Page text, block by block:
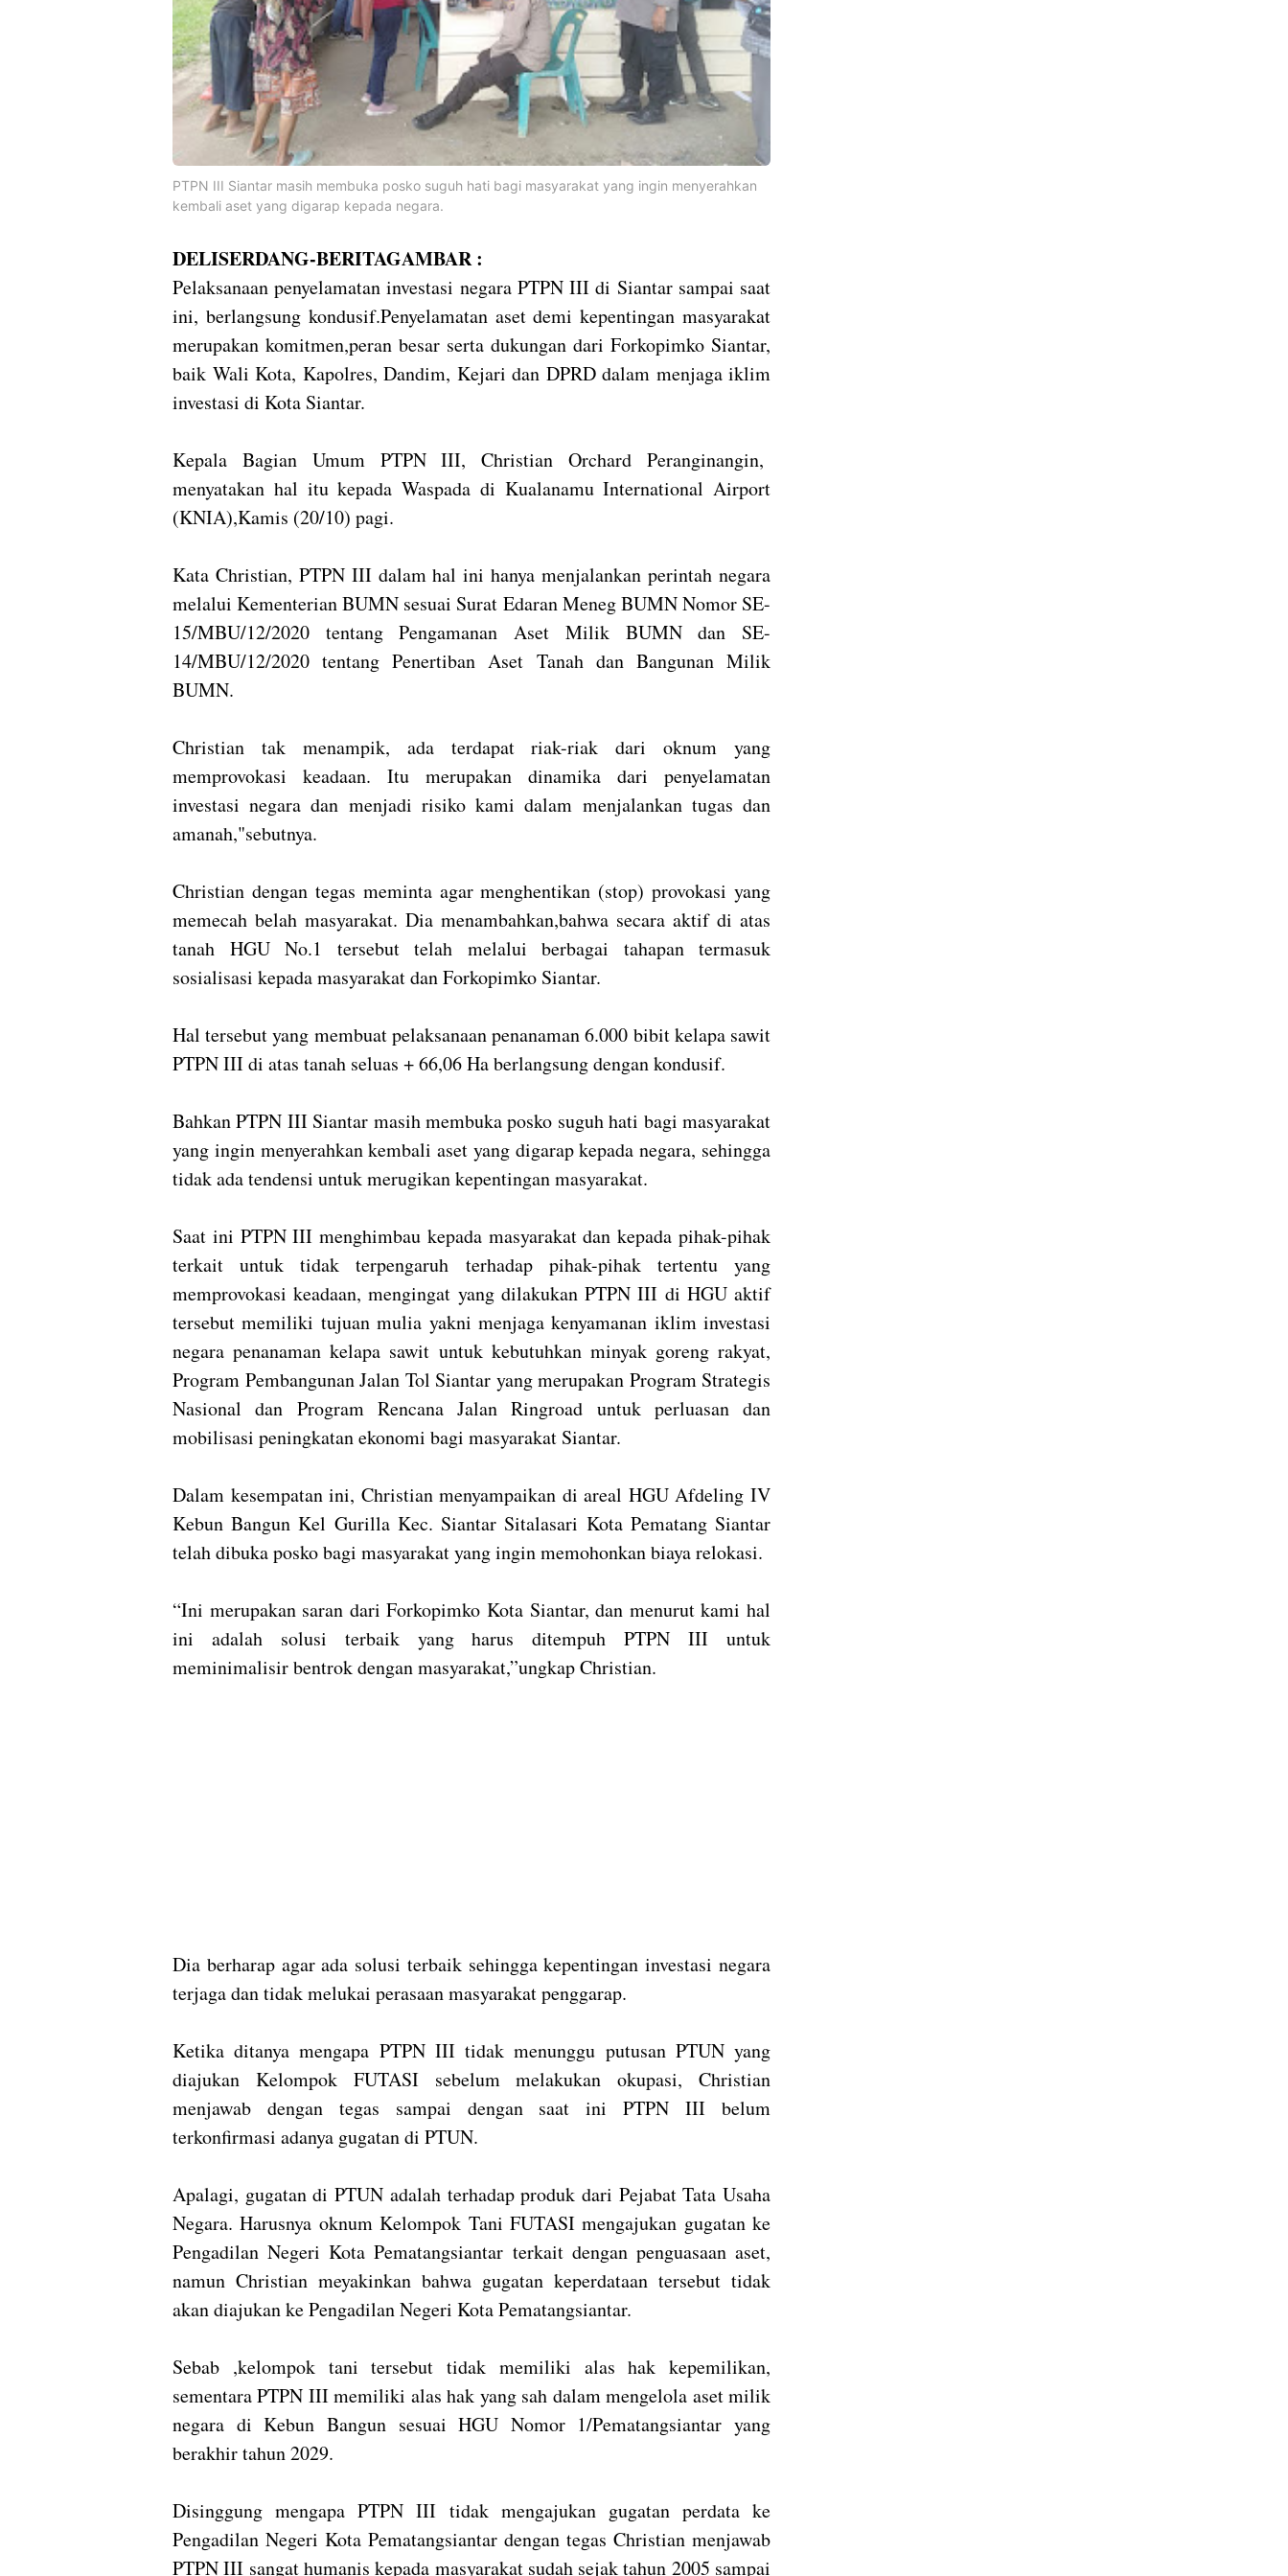
PTPN III Siantar masih membuka posko suguh hati bagi masyarakat yang ingin menyerahkan
kembali aset yang digarap kepada negara.
DELISERDANG-BERITAGAMBAR :
Pelaksanaan penyelamatan investasi negara PTPN III di Siantar sampai saat
ini, berlangsung kondusif.Penyelamatan aset demi kepentingan masyarakat
merupakan komitmen,peran besar serta dukungan dari Forkopimko Siantar,
baik Wali Kota, Kapolres, Dandim, Kejari dan DPRD dalam menjaga iklim
investasi di Kota Siantar.
Kepala Bagian Umum PTPN III, Christian Orchard Peranginangin,
menyatakan hal itu kepada Waspada di Kualanamu International Airport
(KNIA),Kamis (20/10) pagi.
Kata Christian, PTPN III dalam hal ini hanya menjalankan perintah negara
melalui Kementerian BUMN sesuai Surat Edaran Meneg BUMN Nomor SE-
15/MBU/12/2020 tentang Pengamanan Aset Milik BUMN dan SE-
14/MBU/12/2020 tentang Penertiban Aset Tanah dan Bangunan Milik
BUMN.
Christian tak menampik, ada terdapat riak-riak dari oknum yang
memprovokasi keadaan. Itu merupakan dinamika dari penyelamatan
investasi negara dan menjadi risiko kami dalam menjalankan tugas dan
amanah,"sebutnya.
Christian dengan tegas meminta agar menghentikan (stop) provokasi yang
memecah belah masyarakat. Dia menambahkan,bahwa secara aktif di atas
tanah HGU No.1 tersebut telah melalui berbagai tahapan termasuk
sosialisasi kepada masyarakat dan Forkopimko Siantar.
Hal tersebut yang membuat pelaksanaan penanaman 6.000 bibit kelapa sawit
PTPN III di atas tanah seluas + 66,06 Ha berlangsung dengan kondusif.
Bahkan PTPN III Siantar masih membuka posko suguh hati bagi masyarakat
yang ingin menyerahkan kembali aset yang digarap kepada negara, sehingga
tidak ada tendensi untuk merugikan kepentingan masyarakat.
Saat ini PTPN III menghimbau kepada masyarakat dan kepada pihak-pihak
terkait untuk tidak terpengaruh terhadap pihak-pihak tertentu yang
memprovokasi keadaan, mengingat yang dilakukan PTPN III di HGU aktif
tersebut memiliki tujuan mulia yakni menjaga kenyamanan iklim investasi
negara penanaman kelapa sawit untuk kebutuhkan minyak goreng rakyat,
Program Pembangunan Jalan Tol Siantar yang merupakan Program Strategis
Nasional dan Program Rencana Jalan Ringroad untuk perluasan dan
mobilisasi peningkatan ekonomi bagi masyarakat Siantar.
Dalam kesempatan ini, Christian menyampaikan di areal HGU Afdeling IV
Kebun Bangun Kel Gurilla Kec. Siantar Sitalasari Kota Pematang Siantar
telah dibuka posko bagi masyarakat yang ingin memohonkan biaya relokasi.
“Ini merupakan saran dari Forkopimko Kota Siantar, dan menurut kami hal
ini adalah solusi terbaik yang harus ditempuh PTPN III untuk
meminimalisir bentrok dengan masyarakat,”ungkap Christian.
Dia berharap agar ada solusi terbaik sehingga kepentingan investasi negara
terjaga dan tidak melukai perasaan masyarakat penggarap.
Ketika ditanya mengapa PTPN III tidak menunggu putusan PTUN yang
diajukan Kelompok FUTASI sebelum melakukan okupasi, Christian
menjawab dengan tegas sampai dengan saat ini PTPN III belum
terkonfirmasi adanya gugatan di PTUN.
Apalagi, gugatan di PTUN adalah terhadap produk dari Pejabat Tata Usaha
Negara. Harusnya oknum Kelompok Tani FUTASI mengajukan gugatan ke
Pengadilan Negeri Kota Pematangsiantar terkait dengan penguasaan aset,
namun Christian meyakinkan bahwa gugatan keperdataan tersebut tidak
akan diajukan ke Pengadilan Negeri Kota Pematangsiantar.
Sebab ,kelompok tani tersebut tidak memiliki alas hak kepemilikan,
sementara PTPN III memiliki alas hak yang sah dalam mengelola aset milik
negara di Kebun Bangun sesuai HGU Nomor 1/Pematangsiantar yang
berakhir tahun 2029.
Disinggung mengapa PTPN III tidak mengajukan gugatan perdata ke
Pengadilan Negeri Kota Pematangsiantar dengan tegas Christian menjawab
PTPN III sangat humanis kepada masyarakat sudah sejak tahun 2005 sampai